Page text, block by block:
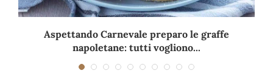
Aspettando Carnevale preparo le graffe
napoletane: tutti vogliono...